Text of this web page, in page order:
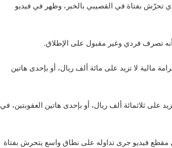
تحرّش بفتاة في القصيبي بالخبر، وظهر في فيديو
تصرف فردي وغير مقبول على الإطلاق.
مالية لا تزيد على مائة ألف ريال، أو بإحدى هاتين
ثلاثمائة ألف ريال، أو بإحدى هاتين العقوبتين، في
فيديو جرى تداوله على نطاق واسع يتحرش بفتاة